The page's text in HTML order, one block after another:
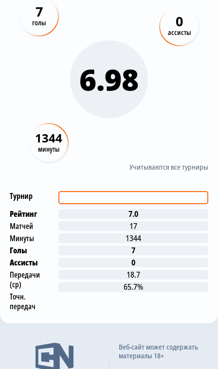
6.98
7
голы 0
ассисты
1344
минуты
Учитываются все турниры
Турнир
Рейтинг
Матчей
Минуты
Голы
Ассисты
Передачи
(ср)
Точн.
передач
7.0
17
1344
7
0
18.7
65.7%
Последние матчи
Веб-сайт может содержать
материалы 18+
Контакты